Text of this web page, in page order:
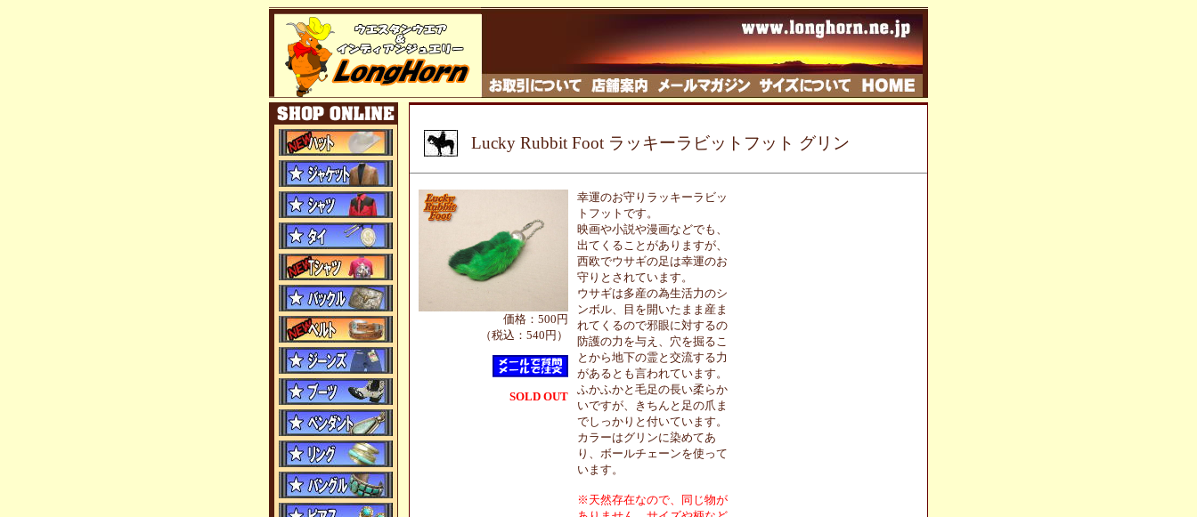
Lucky Rubbit Foot ラッキーラビットフット グリン
価格：500円
（税込：540円）
SOLD OUT
幸運のお守りラッキーラビッ
トフットです。
映画や小説や漫画などでも、
出てくることがありますが、
西欧でウサギの足は幸運のお
守りとされています。
ウサギは多産の為生活力のシ
ンボル、目を開いたまま産ま
れてくるので邪眼に対するの
防護の力を与え、穴を掘るこ
とから地下の霊と交流する力
があるとも言われています。
ふかふかと毛足の長い柔らか
いですが、きちんと足の爪ま
でしっかりと付いています。
カラーはグリンに染めてあ
り、ボールチェーンを使って
います。
※天然存在なので、同じ物が